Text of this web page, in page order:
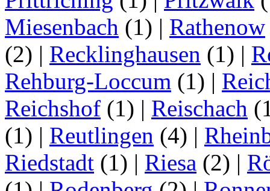
Miesenbach (1) | Rathenow
(2) | Recklinghausen (1) |
Rehburg-Loccum (1) |
Reichshof (1) | Reischach
(1) | Reutlingen (4) |
Riedstadt (1) | Riesa (2) |